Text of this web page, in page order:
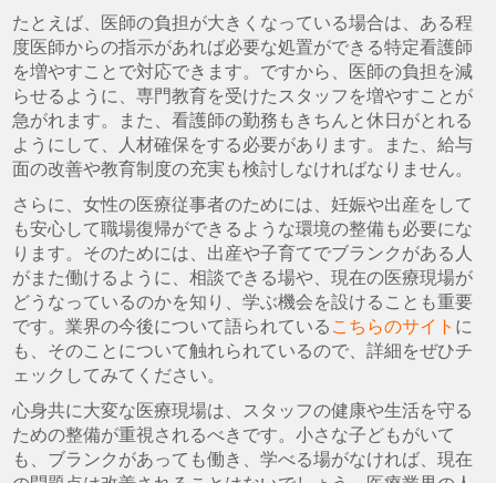
たとえば、医師の負担が大きくなっている場合は、ある程
度医師からの指示があれば必要な処置ができる特定看護師
を増やすことで対応できます。ですから、医師の負担を減
らせるように、専門教育を受けたスタッフを増やすことが
急がれます。また、看護師の勤務もきちんと休日がとれる
ようにして、人材確保をする必要があります。また、給与
面の改善や教育制度の充実も検討しなければなりません。
さらに、女性の医療従事者のためには、妊娠や出産をして
も安心して職場復帰ができるような環境の整備も必要にな
ります。そのためには、出産や子育てでブランクがある人
がまた働けるように、相談できる場や、現在の医療現場が
どうなっているのかを知り、学ぶ機会を設けることも重要
です。業界の今後について語られているこちらのサイト に
も、そのことについて触れられているので、詳細をぜひチ
ェックしてみてください。
心身共に大変な医療現場は、スタッフの健康や生活を守る
ための整備が重視されるべきです。小さな子どもがいて
も、ブランクがあっても働き、学べる場がなければ、現在